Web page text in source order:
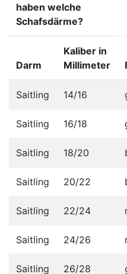
haben welche
Schafsdärme?
Darm
Kaliber in
Millimeter
Saitling 14/16
Saitling 16/18
Saitling 18/20
Saitling 20/22
Saitling 22/24
Saitling 24/26
Saitling 26/28